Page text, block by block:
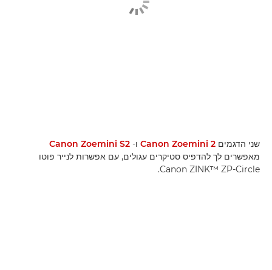
שני הדגמים Canon Zoemini 2 ו- Canon Zoemini S2
מאפשרים לך להדפיס סטיקרים עגולים, עם אפשרות לנייר פוטו
Canon ZINK™ ZP-Circle.